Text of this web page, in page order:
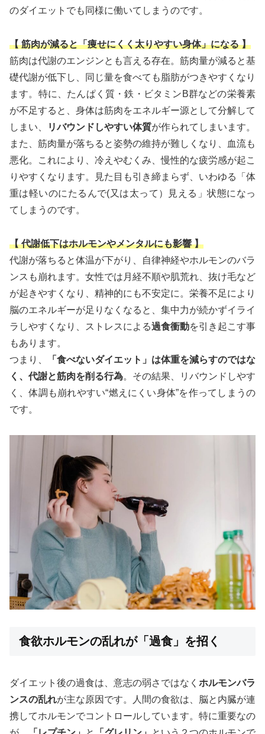
のダイエットでも同様に働いてしまうのです。
【 筋肉が減ると「痩せにくく太りやすい身体」になる 】
筋肉は代謝のエンジンとも言える存在。筋肉量が減ると基
礎代謝が低下し、同じ量を食べても脂肪がつきやすくなり
ます。特に、たんぱく質・鉄・ビタミンB群などの栄養素
が不足すると、身体は筋肉をエネルギー源として分解して
しまい、
リバウンドしやすい体質が作られてしまいます。
また、筋肉量が落ちると姿勢の維持が難しくなり、血流も
悪化。これにより、冷えやむくみ、慢性的な疲労感が起こ
りやすくなります。見た目も引き締まらず、いわゆる「体
重は軽いのにたるんで(又は太って）見える」状態になっ
てしまうのです。
【 代謝低下はホルモンやメンタルにも影響 】
代謝が落ちると体温が下がり、自律神経やホルモンのバラ
ンスも崩れます。女性では月経不順や肌荒れ、抜け毛など
が起きやすくなり、精神的にも不安定に。栄養不足により
脳のエネルギーが足りなくなると、集中力が続かずイライ
ラしやすくなり、ストレスによる過食衝動を引き起こす事
もあります。
つまり、
「食べないダイエット」は体重を減らすのではな
く、代謝と筋肉を削る行為。その結果、リバウンドしやす
く、体調も崩れやすい“燃えにくい身体”を作ってしまうの
です。
食欲ホルモンの乱れが「過食」を招く
ダイエット後の過食は、意志の弱さではなく ホルモンバラ
ンスの乱れが主な原因です。人間の食欲は、脳と内臓が連
携してホルモンでコントロールしています。特に重要なの